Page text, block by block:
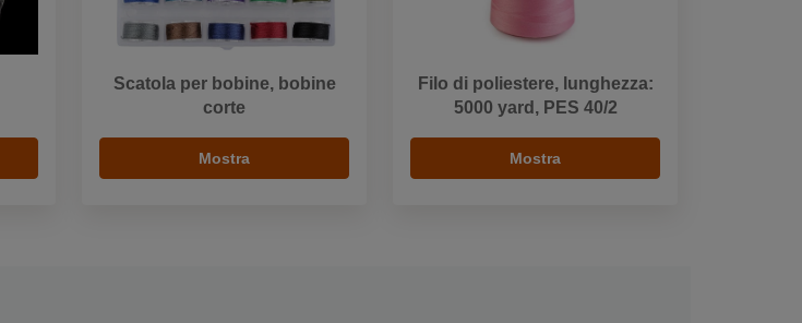
Scatola per bobine, bobine
corte
Mostra
Filo di poliestere, lunghezza:
5000 yard, PES 40/2
Mostra